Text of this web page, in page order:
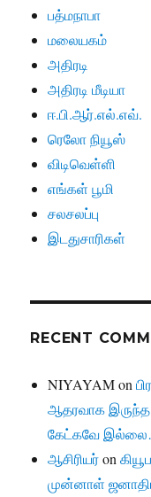
பத்மநாபா
மலையகம்
அதிரடி
அதிரடி மீடியா
ஈ.பி.ஆர்.எல்.எவ்.
ரெலோ நியூஸ்
விடிவெள்ளி
எங்கள் பூமி
சலசலப்பு
இடதுசாரிகள்
RECENT
NIYAYAMon
ஆதரவாக
கேட்கவே
ஆசிரியர்on
முன்னாள்